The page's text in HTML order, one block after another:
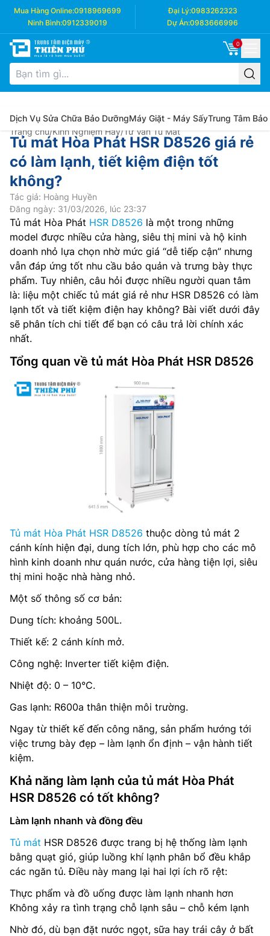
Mua Hàng Online:0918969699 Đại Lý:0983262323
Ninh Bình:0912339019 Dự Án:0983666996
0
Dịch Vụ Sửa Chữa Bảo DưỡngMáy Giặt - Máy SấyTrung Tâm Bảo
Trang chủ/Kinh Nghiệm Hay/Tư Vấn Tủ Mát
Tủ mát Hòa Phát HSR D8526 giá rẻ
có làm lạnh, tiết kiệm điện tốt
không?
Tác giả: Hoàng Huyền
Đăng ngày: 31/03/2026, lúc 23:37
Tủ mát Hòa Phát HSR D8526 là một trong những
model được nhiều cửa hàng, siêu thị mini và hộ kinh
doanh nhỏ lựa chọn nhờ mức giá “dễ tiếp cận” nhưng
vẫn đáp ứng tốt nhu cầu bảo quản và trưng bày thực
phẩm. Tuy nhiên, câu hỏi được nhiều người quan tâm
là: liệu một chiếc tủ mát giá rẻ như HSR D8526 có làm
lạnh tốt và tiết kiệm điện hay không? Bài viết dưới đây
sẽ phân tích chi tiết để bạn có câu trả lời chính xác
nhất.
Tổng quan về tủ mát Hòa Phát HSR D8526
Tủ mát Hòa Phát HSR D8526 thuộc dòng tủ mát 2
cánh kính hiện đại, dung tích lớn, phù hợp cho các mô
hình kinh doanh như quán nước, cửa hàng tiện lợi, siêu
thị mini hoặc nhà hàng nhỏ.
Một số thông số cơ bản:
Dung tích: khoảng 500L.
Thiết kế: 2 cánh kính mở.
Công nghệ: Inverter tiết kiệm điện.
Nhiệt độ: 0 – 10°C.
Gas lạnh: R600a thân thiện môi trường.
Ngay từ thiết kế đến công năng, sản phẩm hướng tới
việc trưng bày đẹp – làm lạnh ổn định – vận hành tiết
kiệm.
Khả năng làm lạnh của tủ mát Hòa Phát
HSR D8526 có tốt không?
Làm lạnh nhanh và đồng đều
Tủ mát HSR D8526 được trang bị hệ thống làm lạnh
bằng quạt gió, giúp luồng khí lạnh phân bổ đều khắp
các ngăn tủ. Điều này mang lại hai lợi ích rõ rệt:
Thực phẩm và đồ uống được làm lạnh nhanh hơn
Không xảy ra tình trạng chỗ lạnh sâu – chỗ kém lạnh
Nhờ đó, dù bạn đặt nước ngọt, sữa hay trái cây ở bất